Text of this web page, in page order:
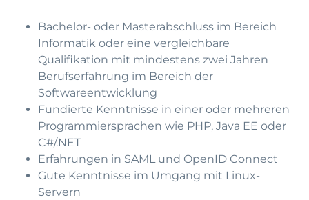
Bachelor- oder Masterabschluss im Bereich
Informatik oder eine vergleichbare
Qualifikation mit mindestens zwei Jahren
Berufserfahrung im Bereich der
Softwareentwicklung
Fundierte Kenntnisse in einer oder mehreren
Programmiersprachen wie PHP, Java EE oder
C#/.NET
Erfahrungen in SAML und OpenID Connect
Gute Kenntnisse im Umgang mit Linux-
Servern